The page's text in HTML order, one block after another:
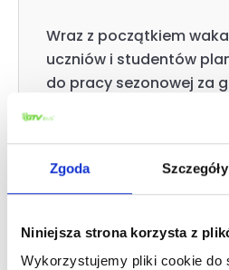
Zgoda Szczegóły
Niniejsza strona korzysta z
Wykorzystujemy pliki cookie do
Wraz z początkiem
uczniów i studentów
do pracy sezonowej za